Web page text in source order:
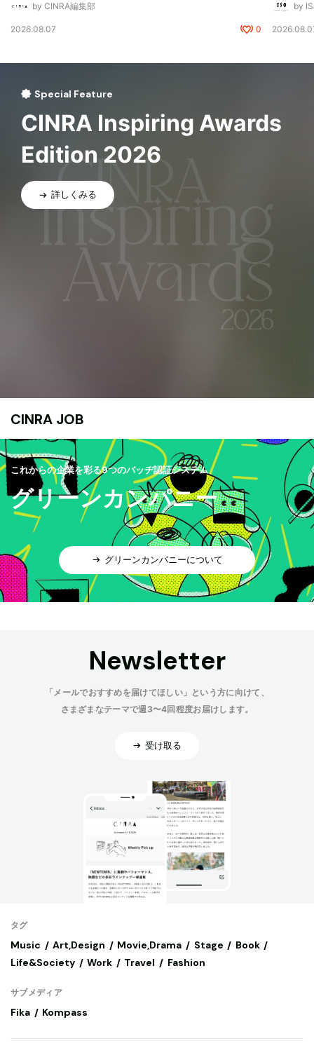
by CINRA編集部
2026.08.07 0
by
Special Feature
CINRA Inspiring Awards
Edition 2026
詳しくみる
CINRA JOB
これからの企業を彩る9つのバッヂ認証システム
グリーンカンパニー
グリーンカンパニーについて
Newsletter
「メールでおすすめを届けてほしい」という方に向けて、
さまざまなテーマで週3〜4回程度お届けします。
受け取る
タグ
Music Art,Design Movie,Drama Stage
Book
Life&Society
Work Travel Fashion
サブメディア
Fika Kompass